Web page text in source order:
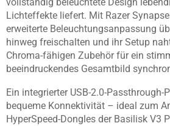
Lichteffekte liefert. Mit Razer
erweiterte Beleuchtungsanpassung
hinweg freischalten und ihr Setup
Chroma-fähigen Zubehör für ein
beeindruckendes Gesamtbild
Ein integrierter USB-2.0-Passthrough-
bequeme Konnektivität – ideal zum
HyperSpeed-Dongles der Basilisk V3